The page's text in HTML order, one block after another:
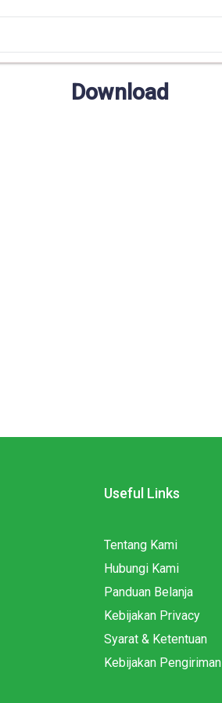
Download
Useful Links
Tentang Kami
Hubungi Kami
Panduan Belanja
Kebijakan Privacy
Syarat & Ketentuan
Kebijakan Pengiriman